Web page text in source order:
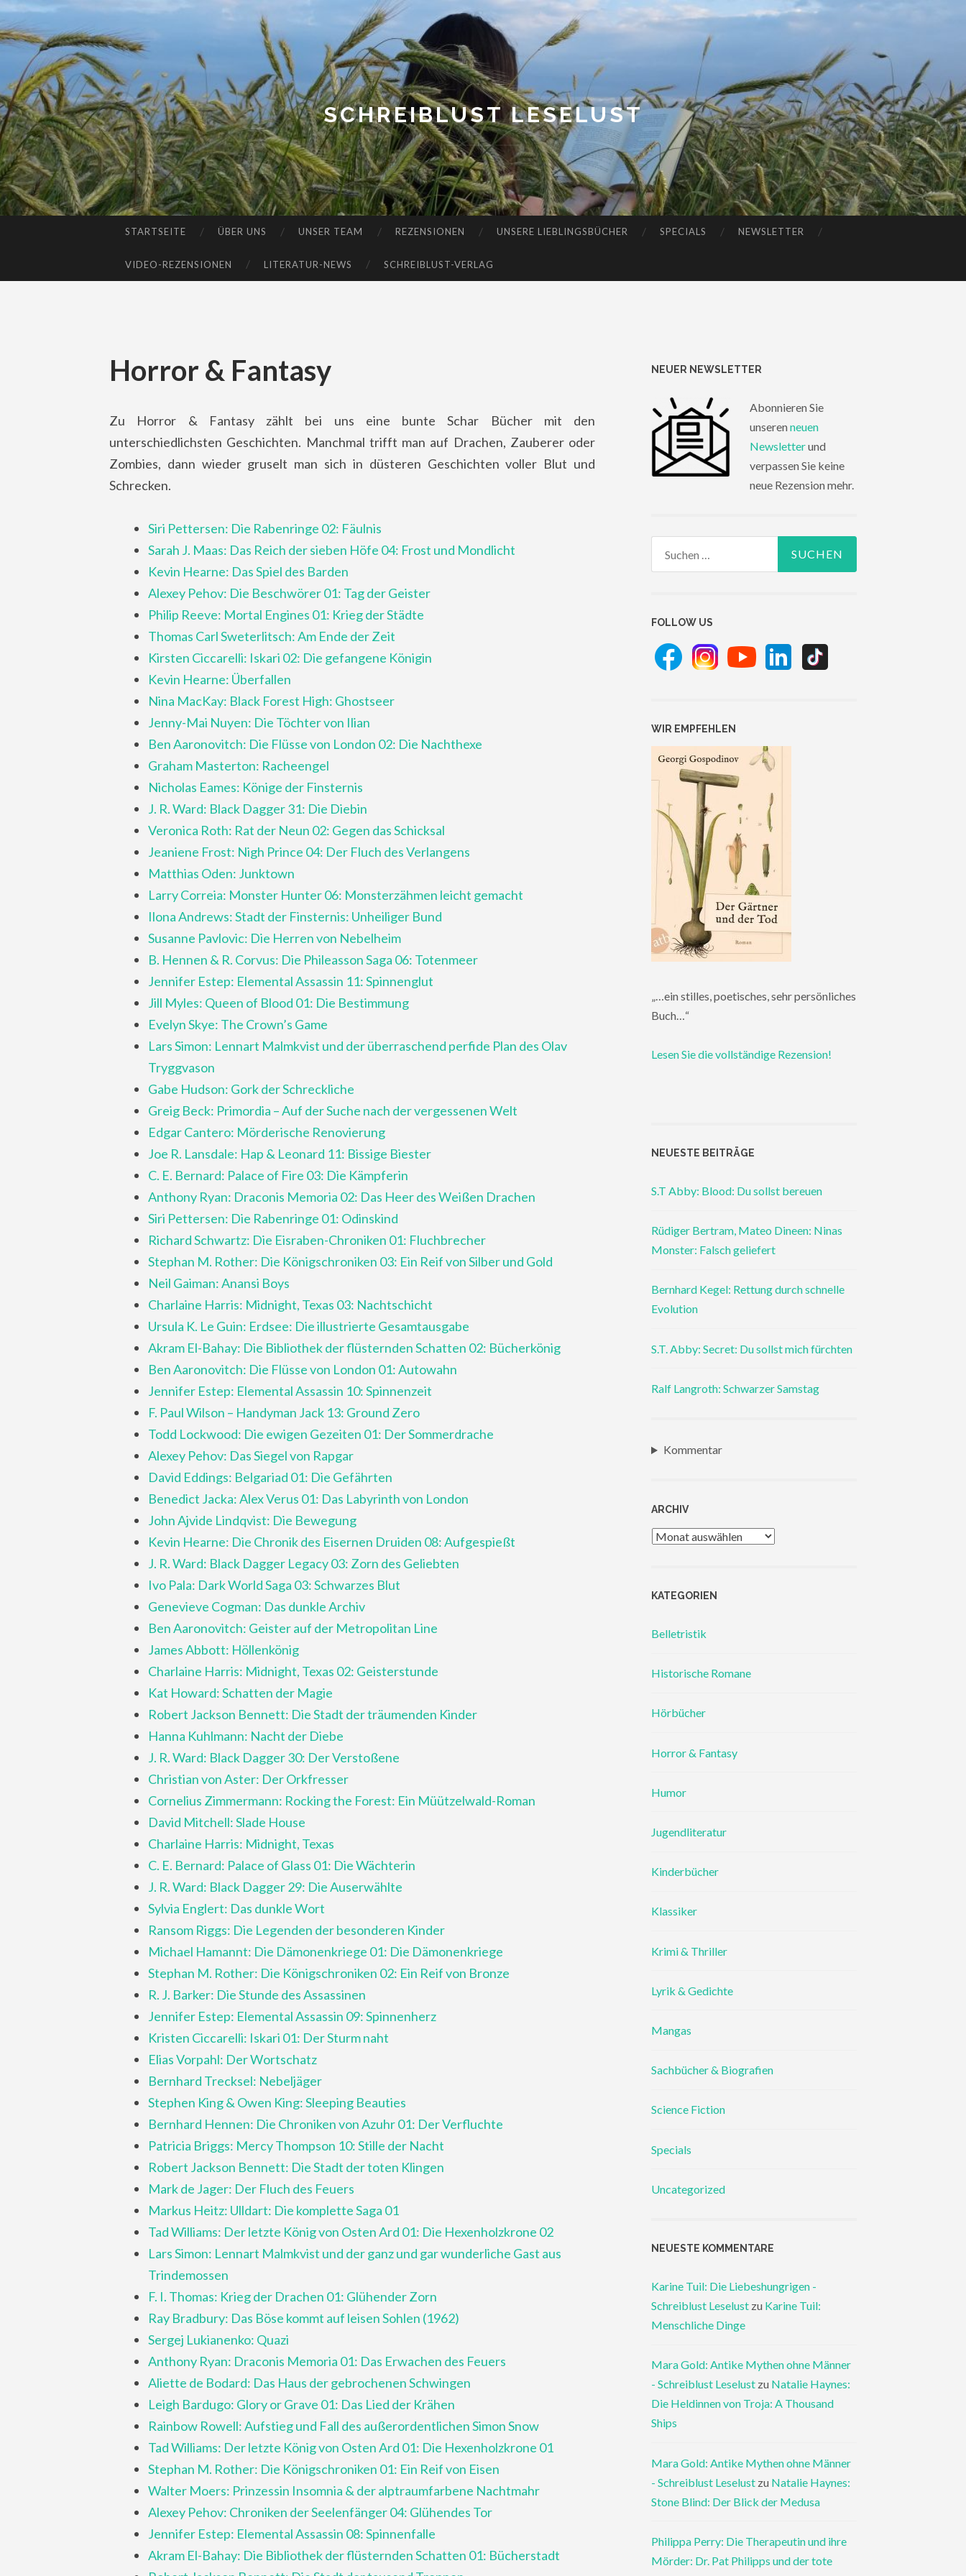
SCHREIBLUST LESELUST
STARTSEITE ÜBER UNS UNSER TEAM REZENSIONEN UNSERE LIEBLINGSBÜCHER SPECIALS NEWSLETTER
VIDEO-REZENSIONEN LITERATUR-NEWS SCHREIBLUST-VERLAG
Horror & Fantasy
Zu Horror & Fantasy zählt bei uns eine bunte Schar Bücher mit den
unterschiedlichsten Geschichten. Manchmal trifft man auf Drachen, Zauberer oder
Zombies, dann wieder gruselt man sich in düsteren Geschichten voller Blut und
Schrecken.
Siri Pettersen: Die Rabenringe 02: Fäulnis
Sarah J. Maas: Das Reich der sieben Höfe 04: Frost und Mondlicht
Kevin Hearne: Das Spiel des Barden
Alexey Pehov: Die Beschwörer 01: Tag der Geister
Philip Reeve: Mortal Engines 01: Krieg der Städte
Thomas Carl Sweterlitsch: Am Ende der Zeit
Kirsten Ciccarelli: Iskari 02: Die gefangene Königin
Kevin Hearne: Überfallen
Nina MacKay: Black Forest High: Ghostseer
Jenny-Mai Nuyen: Die Töchter von Ilian
Ben Aaronovitch: Die Flüsse von London 02: Die Nachthexe
Graham Masterton: Racheengel
Nicholas Eames: Könige der Finsternis
J. R. Ward: Black Dagger 31: Die Diebin
Veronica Roth: Rat der Neun 02: Gegen das Schicksal
Jeaniene Frost: Nigh Prince 04: Der Fluch des Verlangens
Matthias Oden: Junktown
Larry Correia: Monster Hunter 06: Monsterzähmen leicht gemacht
Ilona Andrews: Stadt der Finsternis: Unheiliger Bund
Susanne Pavlovic: Die Herren von Nebelheim
B. Hennen & R. Corvus: Die Phileasson Saga 06: Totenmeer
Jennifer Estep: Elemental Assassin 11: Spinnenglut
Jill Myles: Queen of Blood 01: Die Bestimmung
Evelyn Skye: The Crown’s Game
Lars Simon: Lennart Malmkvist und der überraschend perfide Plan des Olav
Tryggvason
Gabe Hudson: Gork der Schreckliche
Greig Beck: Primordia – Auf der Suche nach der vergessenen Welt
Edgar Cantero: Mörderische Renovierung
Joe R. Lansdale: Hap & Leonard 11: Bissige Biester
C. E. Bernard: Palace of Fire 03: Die Kämpferin
Anthony Ryan: Draconis Memoria 02: Das Heer des Weißen Drachen
Siri Pettersen: Die Rabenringe 01: Odinskind
Richard Schwartz: Die Eisraben-Chroniken 01: Fluchbrecher
Stephan M. Rother: Die Königschroniken 03: Ein Reif von Silber und Gold
Neil Gaiman: Anansi Boys
Charlaine Harris: Midnight, Texas 03: Nachtschicht
Ursula K. Le Guin: Erdsee: Die illustrierte Gesamtausgabe
Akram El-Bahay: Die Bibliothek der flüsternden Schatten 02: Bücherkönig
Ben Aaronovitch: Die Flüsse von London 01: Autowahn
Jennifer Estep: Elemental Assassin 10: Spinnenzeit
F. Paul Wilson – Handyman Jack 13: Ground Zero
Todd Lockwood: Die ewigen Gezeiten 01: Der Sommerdrache
Alexey Pehov: Das Siegel von Rapgar
David Eddings: Belgariad 01: Die Gefährten
Benedict Jacka: Alex Verus 01: Das Labyrinth von London
John Ajvide Lindqvist: Die Bewegung
Kevin Hearne: Die Chronik des Eisernen Druiden 08: Aufgespießt
J. R. Ward: Black Dagger Legacy 03: Zorn des Geliebten
Ivo Pala: Dark World Saga 03: Schwarzes Blut
Genevieve Cogman: Das dunkle Archiv
Ben Aaronovitch: Geister auf der Metropolitan Line
James Abbott: Höllenkönig
Charlaine Harris: Midnight, Texas 02: Geisterstunde
Kat Howard: Schatten der Magie
Robert Jackson Bennett: Die Stadt der träumenden Kinder
Hanna Kuhlmann: Nacht der Diebe
J. R. Ward: Black Dagger 30: Der Verstoßene
Christian von Aster: Der Orkfresser
Cornelius Zimmermann: Rocking the Forest: Ein Müützelwald-Roman
David Mitchell: Slade House
Charlaine Harris: Midnight, Texas
C. E. Bernard: Palace of Glass 01: Die Wächterin
J. R. Ward: Black Dagger 29: Die Auserwählte
Sylvia Englert: Das dunkle Wort
Ransom Riggs: Die Legenden der besonderen Kinder
Michael Hamannt: Die Dämonenkriege 01: Die Dämonenkriege
Stephan M. Rother: Die Königschroniken 02: Ein Reif von Bronze
R. J. Barker: Die Stunde des Assassinen
Jennifer Estep: Elemental Assassin 09: Spinnenherz
Kristen Ciccarelli: Iskari 01: Der Sturm naht
Elias Vorpahl: Der Wortschatz
Bernhard Trecksel: Nebeljäger
Stephen King & Owen King: Sleeping Beauties
Bernhard Hennen: Die Chroniken von Azuhr 01: Der Verfluchte
Patricia Briggs: Mercy Thompson 10: Stille der Nacht
Robert Jackson Bennett: Die Stadt der toten Klingen
Mark de Jager: Der Fluch des Feuers
Markus Heitz: Ulldart: Die komplette Saga 01
Tad Williams: Der letzte König von Osten Ard 01: Die Hexenholzkrone 02
Lars Simon: Lennart Malmkvist und der ganz und gar wunderliche Gast aus
Trindemossen
F. I. Thomas: Krieg der Drachen 01: Glühender Zorn
Ray Bradbury: Das Böse kommt auf leisen Sohlen (1962)
Sergej Lukianenko: Quazi
Anthony Ryan: Draconis Memoria 01: Das Erwachen des Feuers
Aliette de Bodard: Das Haus der gebrochenen Schwingen
Leigh Bardugo: Glory or Grave 01: Das Lied der Krähen
Rainbow Rowell: Aufstieg und Fall des außerordentlichen Simon Snow
Tad Williams: Der letzte König von Osten Ard 01: Die Hexenholzkrone 01
Stephan M. Rother: Die Königschroniken 01: Ein Reif von Eisen
Walter Moers: Prinzessin Insomnia & der alptraumfarbene Nachtmahr
Alexey Pehov: Chroniken der Seelenfänger 04: Glühendes Tor
Jennifer Estep: Elemental Assassin 08: Spinnenfalle
Akram El-Bahay: Die Bibliothek der flüsternden Schatten 01: Bücherstadt
NEUER NEWSLETTER
Abonnieren Sie
unserenneuen
Newsletterund
verpassen Sie keine
neue Rezension mehr.
FOLLOW US
WIR EMPFEHLEN
„…ein stilles, poetisches, sehr persönliches
Buch…“
Lesen Sie die vollständige Rezension!
NEUESTE BEITRÄGE
S.T Abby: Blood: Du sollst bereuen
Rüdiger Bertram, Mateo Dineen: Ninas
Monster: Falsch geliefert
Bernhard Kegel: Rettung durch schnelle
Evolution
S.T. Abby: Secret: Du sollst mich fürchten
Ralf Langroth: Schwarzer Samstag
Kommentar
ARCHIV
Archiv
KATEGORIEN
Belletristik
Historische Romane
Hörbücher
Horror & Fantasy
Humor
Jugendliteratur
Kinderbücher
Klassiker
Krimi & Thriller
Lyrik & Gedichte
Mangas
Sachbücher & Biografien
Science Fiction
Specials
Uncategorized
NEUESTE KOMMENTARE
Karine Tuil: Die Liebeshungrigen -
Schreiblust Leselust zu Karine Tuil:
Menschliche Dinge
Mara Gold: Antike Mythen ohne Männer
- Schreiblust Leselust zu Natalie Haynes:
Die Heldinnen von Troja: A Thousand
Ships
Mara Gold: Antike Mythen ohne Männer
- Schreiblust Leselust zu Natalie Haynes:
Stone Blind: Der Blick der Medusa
Philippa Perry: Die Therapeutin und ihre
Mörder: Dr. Pat Philipps und der tote